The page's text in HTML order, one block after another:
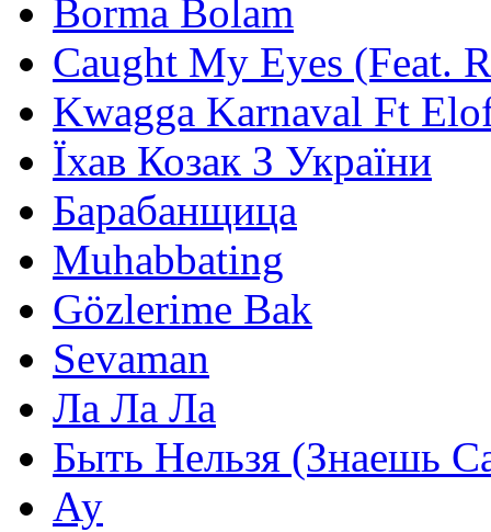
Borma Bolam
Caught My Eyes (Feat.
Kwagga Karnaval Ft
Їхав Козак З України
Барабанщица
Muhabbating
Gözlerime Bak
Sevaman
Ла Ла Ла
Быть Нельзя (Знаешь
Ау